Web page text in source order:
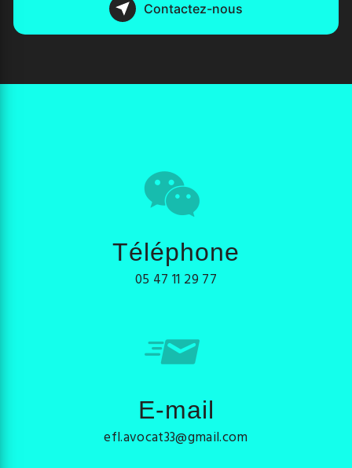
Contactez-nous
Téléphone
05 47 11 29 77
E-mail
efl.avocat33@gmail.com